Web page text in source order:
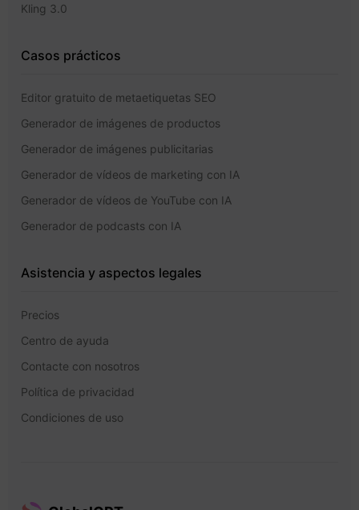
Kling 3.0
Casos prácticos
Editor gratuito de metaetiquetas SEO
Generador de imágenes de productos
Generador de imágenes publicitarias
Generador de vídeos de marketing con IA
Generador de vídeos de YouTube con IA
Generador de podcasts con IA
Asistencia y aspectos legales
Precios
Centro de ayuda
Contacte con nosotros
Política de privacidad
Condiciones de uso